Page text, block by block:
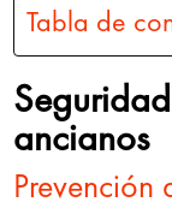
Tabla de
ancianos
Prevención